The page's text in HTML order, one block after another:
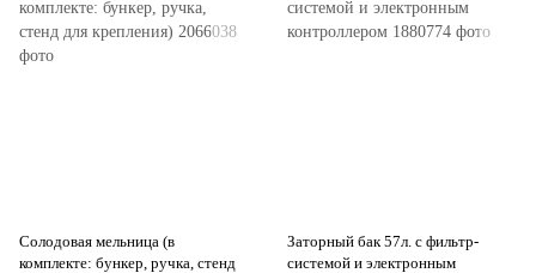
Солодовая мельница (в
комплекте: бункер, ручка, стенд
Заторный бак 57л. с фильтр-
системой и электронным